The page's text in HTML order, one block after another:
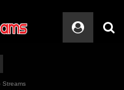
Streams